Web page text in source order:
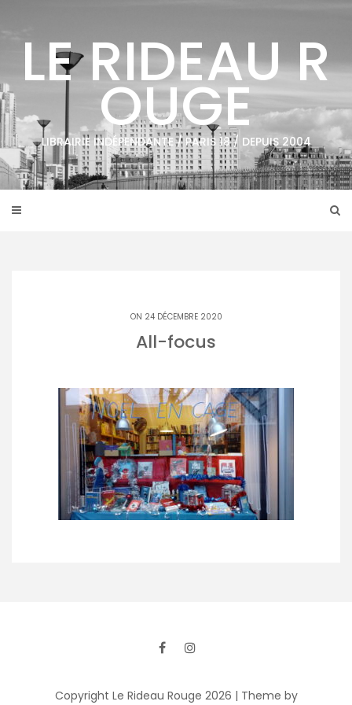
contentLE RIDEAU R
OUGE
LIBRAIRIE INDÉPENDANTE / PARIS 18 / DEPUIS 2004
ON 24 DÉCEMBRE 2020
All-focus
Copyright Le Rideau Rouge 2026 | Theme by